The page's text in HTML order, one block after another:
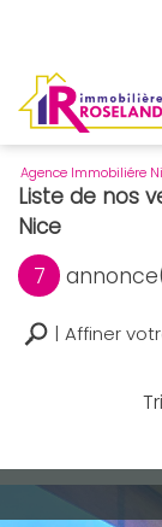
Agence Immobiliére
Liste de nos
Nice
7
Affiner